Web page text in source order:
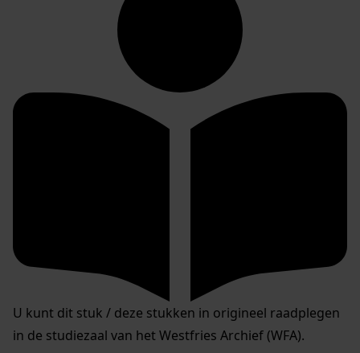
U kunt dit stuk / deze stukken in origineel raadplegen
in de studiezaal van het Westfries Archief (WFA).